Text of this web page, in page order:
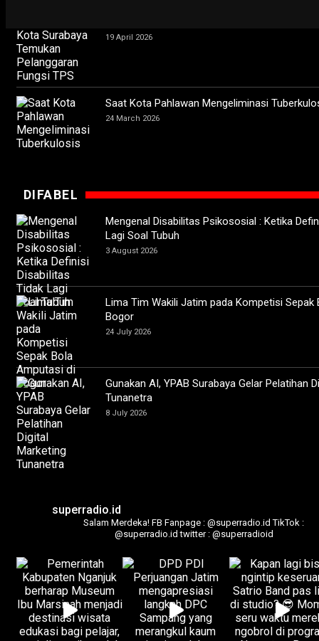
19 April 2026
Saat Kota Pahlawan Mengeliminasi
24 March 2026
DIFABEL
Mengenal Disabilitas Psikososial : Ketika
Lagi Soal Tubuh
3 August 2026
Lima Tim Wakili Jatim pada Kompetisi Sepak
Bogor
24 July 2026
Gunakan AI, YPAB Surabaya Gelar Pelatihan
Tunanetra
8 July 2026
superradio.id
Salam Merdeka! FB Fanpage : @superradio.id TikTok :
@superradio.id twitter : @superradioid